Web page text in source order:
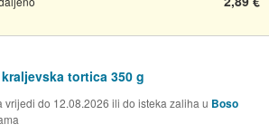
tortica 350 g
vrijedi do 12.08.2026 ili do isteka zaliha u Boso